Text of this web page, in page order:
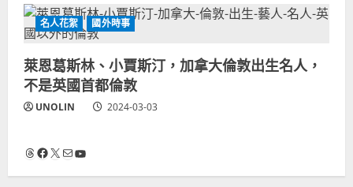
名人花絮 國外時事
萊恩葛斯林、小賈斯汀，加拿大倫敦出生名人，
不是英國首都倫敦
UNOLIN 2024-03-03
Threads
Facebook
X 電子郵件YouTube